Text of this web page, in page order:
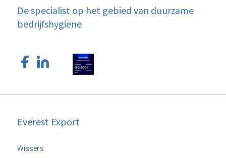
De specialist op het gebied van duurzame
bedrijfshygiëne
Everest Export
Wissers